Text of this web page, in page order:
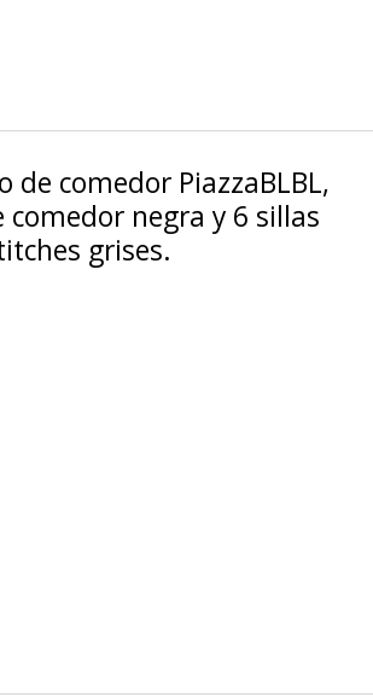
de comedor PiazzaBLBL,
comedor negra y 6 sillas
grises.